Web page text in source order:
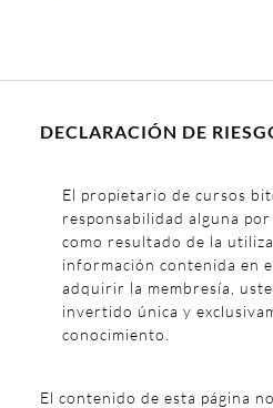
DECLARACIÓN DE
El propietario de cursos
responsabilidad alguna
como resultado de la
información contenida en
adquirir la membresía,
invertido única y
conocimiento.
El contenido de esta página